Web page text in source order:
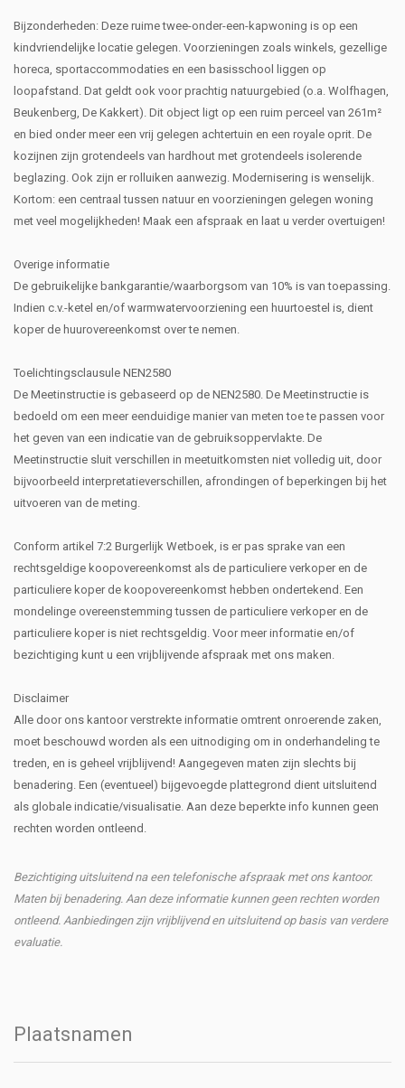
Bijzonderheden: Deze ruime twee-onder-een-kapwoning is op een
kindvriendelijke locatie gelegen. Voorzieningen zoals winkels, gezellige
horeca, sportaccommodaties en een basisschool liggen op
loopafstand. Dat geldt ook voor prachtig natuurgebied (o.a. Wolfhagen,
Beukenberg, De Kakkert). Dit object ligt op een ruim perceel van 261m²
en bied onder meer een vrij gelegen achtertuin en een royale oprit. De
kozijnen zijn grotendeels van hardhout met grotendeels isolerende
beglazing. Ook zijn er rolluiken aanwezig. Modernisering is wenselijk.
Kortom: een centraal tussen natuur en voorzieningen gelegen woning
met veel mogelijkheden! Maak een afspraak en laat u verder overtuigen!
Overige informatie
De gebruikelijke bankgarantie/waarborgsom van 10% is van toepassing.
Indien c.v.-ketel en/of warmwatervoorziening een huurtoestel is, dient
koper de huurovereenkomst over te nemen.
Toelichtingsclausule NEN2580
De Meetinstructie is gebaseerd op de NEN2580. De Meetinstructie is
bedoeld om een meer eenduidige manier van meten toe te passen voor
het geven van een indicatie van de gebruiksoppervlakte. De
Meetinstructie sluit verschillen in meetuitkomsten niet volledig uit, door
bijvoorbeeld interpretatieverschillen, afrondingen of beperkingen bij het
uitvoeren van de meting.
Conform artikel 7:2 Burgerlijk Wetboek, is er pas sprake van een
rechtsgeldige koopovereenkomst als de particuliere verkoper en de
particuliere koper de koopovereenkomst hebben ondertekend. Een
mondelinge overeenstemming tussen de particuliere verkoper en de
particuliere koper is niet rechtsgeldig. Voor meer informatie en/of
bezichtiging kunt u een vrijblijvende afspraak met ons maken.
Disclaimer
Alle door ons kantoor verstrekte informatie omtrent onroerende zaken,
moet beschouwd worden als een uitnodiging om in onderhandeling te
treden, en is geheel vrijblijvend! Aangegeven maten zijn slechts bij
benadering. Een (eventueel) bijgevoegde plattegrond dient uitsluitend
als globale indicatie/visualisatie. Aan deze beperkte info kunnen geen
rechten worden ontleend.
Bezichtiging uitsluitend na een telefonische afspraak met ons kantoor.
Maten bij benadering. Aan deze informatie kunnen geen rechten worden
ontleend. Aanbiedingen zijn vrijblijvend en uitsluitend op basis van verdere
evaluatie.
Plaatsnamen